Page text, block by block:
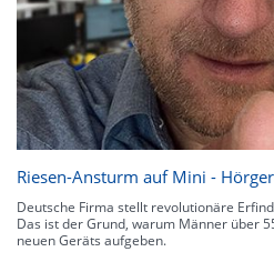
Riesen-Ansturm auf Mini -
Deutsche Firma stellt revolutionäre
Das ist der Grund, warum Männer über
neuen Geräts aufgeben.